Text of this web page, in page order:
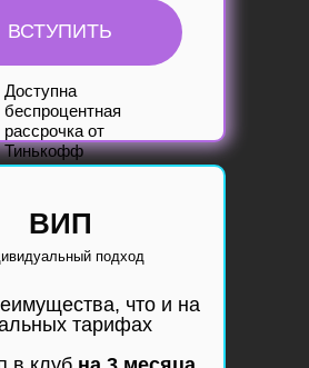
подход
ВИП
ВСТУПИТЬ
Доступна
беспроцентная
рассрочка от
Тинькофф
что и на
тарифах